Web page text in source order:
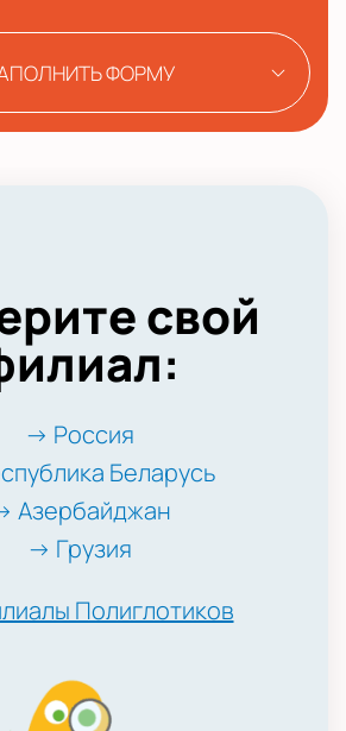
ФОРМУ
свой
→ Россия
Беларусь
Азербайджан
→ Грузия
Полиглотиков